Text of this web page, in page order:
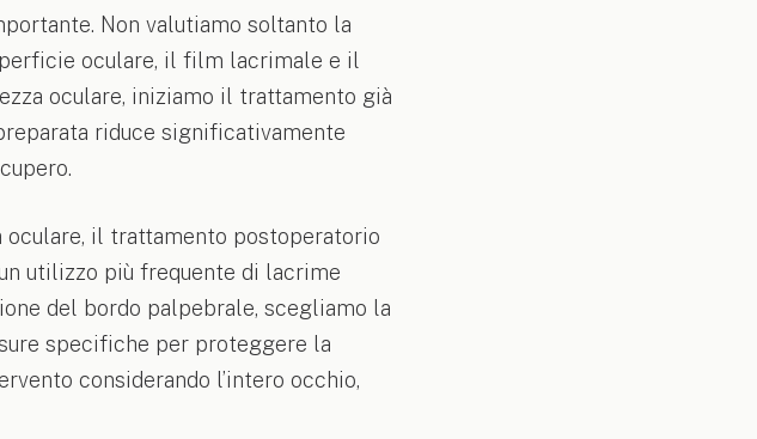
Non valutiamo soltanto la
oculare, il film lacrimale e il
oculare, iniziamo il trattamento già
riduce significativamente
oculare, il trattamento postoperatorio
utilizzo più frequente di lacrime
del bordo palpebrale, scegliamo la
specifiche per proteggere la
considerando l’intero occhio,